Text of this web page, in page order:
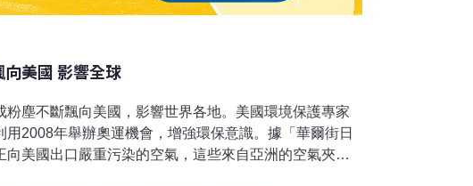
美國 影響全球
粉塵不斷飄向美國，影響世界各地。美國環境保護專家
用2008年舉辦奧運機會，增強環保意識。據「華爾街日
向美國出口嚴重污染的空氣，這些來自亞洲的空氣夾雜